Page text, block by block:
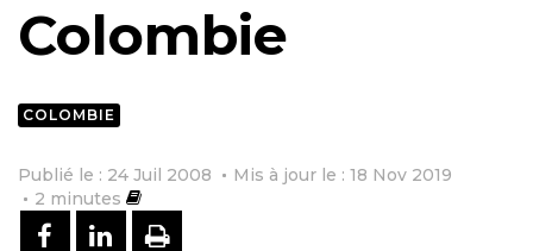
Colombie
COLOMBIE
Publié le : 24 Juil 2008
Mis à jour le : 18 Nov 2019
2 minutes
PARTAGER SUR FACEBOOK
PARTAGER SUR LINKEDIN
IMPRIMER